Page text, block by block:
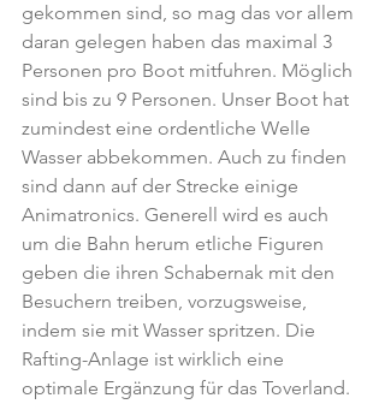
gekommen sind, so mag das vor allem
daran gelegen haben das maximal 3
Personen pro Boot mitfuhren. Möglich
sind bis zu 9 Personen. Unser Boot hat
zumindest eine ordentliche Welle
Wasser abbekommen. Auch zu finden
sind dann auf der Strecke einige
Animatronics. Generell wird es auch
um die Bahn herum etliche Figuren
geben die ihren Schabernak mit den
Besuchern treiben, vorzugsweise,
indem sie mit Wasser spritzen. Die
Rafting-Anlage ist wirklich eine
optimale Ergänzung für das Toverland.